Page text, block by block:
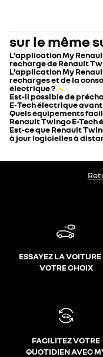
sur le même
L’application My
recharge de Renault
L’application My
recharges et de la
électrique ?
Est-il possible de
E‑Tech électrique
Quels équipements
Renault Twingo E-Tech
Est-ce que Renault
à jour logicielles à
ESSAYEZ LA VOITURE
VOTRE CHOIX
FACILITEZ VOTRE
QUOTIDIEN AVEC